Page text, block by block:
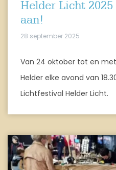
Helder Licht
aan!
28 september 2025
Van 24 oktober tot en
Helder elke avond van
Lichtfestival Helder Licht.